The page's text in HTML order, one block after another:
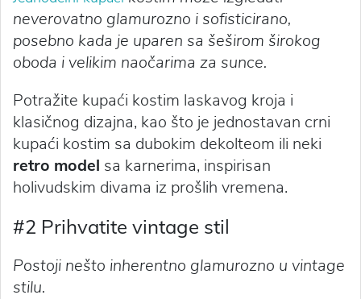
neverovatno glamurozno i sofisticirano,
posebno kada je uparen sa šeširom širokog
oboda i velikim naočarima za sunce.
Potražite kupaći kostim laskavog kroja i
klasičnog dizajna, kao što je jednostavan crni
kupaći kostim sa dubokim dekolteom ili neki
retro model sa karnerima, inspirisan
holivudskim divama iz prošlih vremena.
#2 Prihvatite vintage stil
Postoji nešto inherentno glamurozno u vintage
stilu.